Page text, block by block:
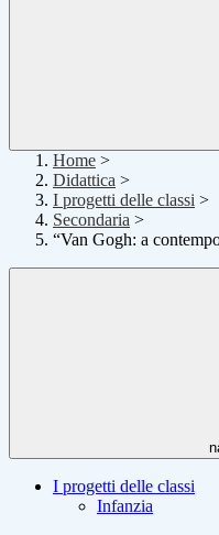
Home >
Didattica >
I progetti delle classi >
Secondaria >
“Van Gogh: a
I progetti delle classi
Infanzia